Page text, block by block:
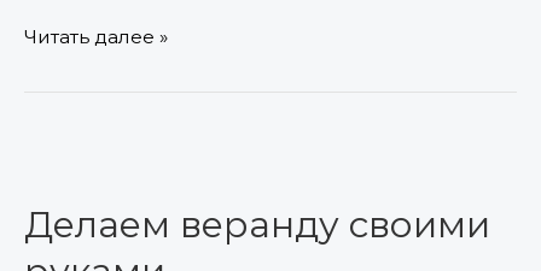
Читать далее »
Делаем веранду своими
своими